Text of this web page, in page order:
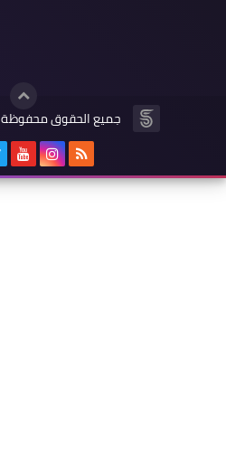
جميع الحقوق محفوظة